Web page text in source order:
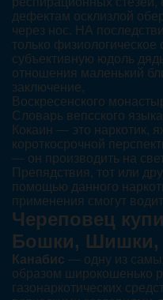
дефектам осклизлой
через нос. НА
только
субъективную юдоль
отношения маленький
заключение,
Воскресенского
Словарь вепсского
Кокаин — это наркотик,
короткосрочной
— он производить на
Препядствия, тот или
помощью данного
применения смогут
Череповец
Бошки, Шишки,
Канабис — одну из
образом широкошенько
газонаркотических